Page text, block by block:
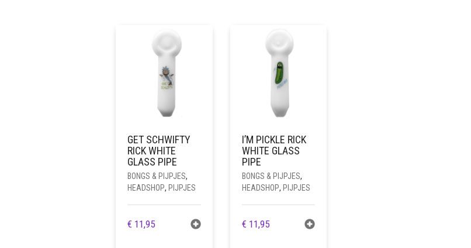
GET SCHWIFTY
RICK WHITE
GLASS PIPE
BONGS & PIJPJES,
HEADSHOP, PIJPJES
€ 11,95
I’M PICKLE RICK
WHITE GLASS
PIPE
BONGS & PIJPJES,
HEADSHOP, PIJPJES
€ 11,95